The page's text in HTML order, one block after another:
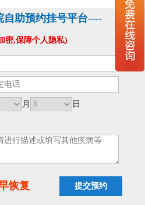
自助预约挂号平台----
密,保障个人隐私)
月 日
恢复